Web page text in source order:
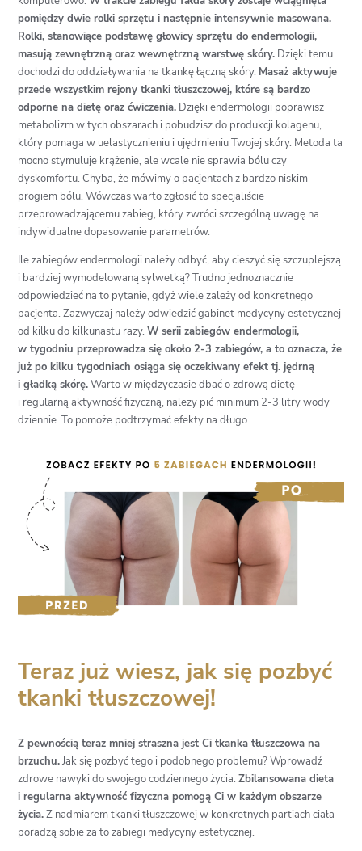
pomiędzy dwie rolki sprzętu i następnie intensywnie masowana.
Rolki, stanowiące podstawę głowicy sprzętu do endermologii,
masują zewnętrzną oraz wewnętrzną warstwę skóry. Dzięki temu
dochodzi do oddziaływania na tkankę łączną skóry. Masaż aktywuje
przede wszystkim rejony tkanki tłuszczowej, które są bardzo
odporne na dietę oraz ćwiczenia. Dzięki endermologii poprawisz
metabolizm w tych obszarach i pobudzisz do produkcji kolagenu,
który pomaga w uelastycznieniu i ujędrnieniu Twojej skóry. Metoda ta
mocno stymuluje krążenie, ale wcale nie sprawia bólu czy
dyskomfortu. Chyba, że mówimy o pacjentach z bardzo niskim
progiem bólu. Wówczas warto zgłosić to specjaliście
przeprowadzającemu zabieg, który zwróci szczególną uwagę na
indywidualne dopasowanie parametrów.
Ile zabiegów endermologii należy odbyć, aby cieszyć się szczuplejszą
i bardziej wymodelowaną sylwetką? Trudno jednoznacznie
odpowiedzieć na to pytanie, gdyż wiele zależy od konkretnego
pacjenta. Zazwyczaj należy odwiedzić gabinet medycyny estetycznej
od kilku do kilkunastu razy.W serii zabiegów endermologii,
w tygodniu przeprowadza się około 2-3 zabiegów, a to oznacza, że
już po kilku tygodniach osiąga się oczekiwany efekt tj. jędrną
i gładką skórę.Warto w międzyczasie dbać o zdrową dietę
i regularną aktywność fizyczną, należy pić minimum 2-3 litry wody
dziennie. To pomoże podtrzymać efekty na długo.
Teraz już wiesz, jak się pozbyć
tkanki tłuszczowej!
Z pewnością teraz mniej straszna jest Ci tkanka tłuszczowa na
brzuchu.Jak się pozbyć tego i podobnego problemu? Wprowadź
zdrowe nawyki do swojego codziennego życia.Zbilansowana dieta
i regularna aktywność fizyczna pomogą Ci w każdym obszarze
życia.Z nadmiarem tkanki tłuszczowej w konkretnych partiach ciała
poradzą sobie za to zabiegi medycyny estetycznej.